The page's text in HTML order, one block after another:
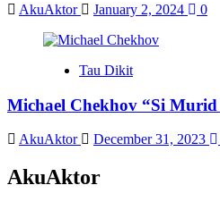
AkuAktor January 2, 2024 0
Tau Dikit
Michael Chekhov “Si
AkuAktor December 31, 2023
AkuAktor